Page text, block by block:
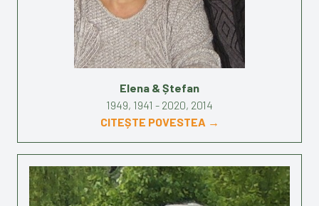
Elena & Ștefan
1949, 1941 - 2020, 2014
CITEȘTE POVESTEA →